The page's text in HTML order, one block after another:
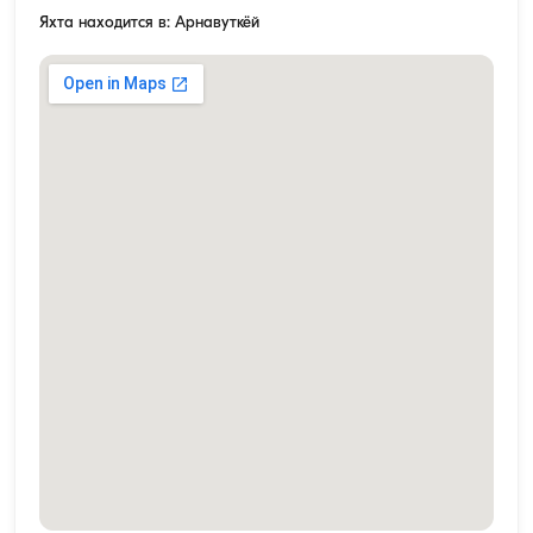
Яхта находится в: Арнавуткёй